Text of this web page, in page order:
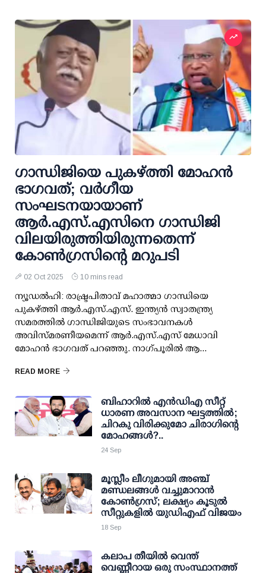
ഗാന്ധിജിയെ പുകഴ്ത്തി മോഹന്‍
ഭാഗവത്; വര്‍ഗീയ
സംഘടനയായാണ്
ആര്‍.എസ്.എസിനെ ഗാന്ധിജി
വിലയിരുത്തിയിരുന്നതെന്ന്
കോണ്‍ഗ്രസിന്റെ മറുപടി
02 Oct 2025 10 mins read
ന്യൂഡല്‍ഹി: രാഷ്ട്രപിതാവ് മഹാത്മാ ഗാന്ധിയെ
പുകഴ്ത്തി ആര്‍.എസ്.എസ്. ഇന്ത്യന്‍ സ്വാതന്ത്ര്യ
സമരത്തില്‍ ഗാന്ധിജിയുടെ സംഭാവനകള്‍
അവിസ്മരണീയമെന്ന് ആര്‍.എസ്.എസ് മേധാവി
മോഹന്‍ ഭാഗവത് പറഞ്ഞു. നാഗ്പൂരില്‍ ആ...
READ MORE
ബിഹാറില്‍ എന്‍ഡിഎ സീറ്റ്
ധാരണ അവസാന ഘട്ടത്തില്‍;
ചിറകു വിരിക്കുമോ ചിരാഗിന്റെ
മോഹങ്ങള്‍?..
24 Sep
മൂസ്ലീം ലീഗുമായി അഞ്ച്
മണ്ഡലങ്ങള്‍ വച്ചുമാറാന്‍
കോണ്‍ഗ്രസ്; ലക്ഷ്യം കൂടുല്‍
സീറ്റുകളില്‍ യുഡിഎഫ് വിജയം
18 Sep
കലാപ തീയില്‍ വെന്ത്
വെണ്ണീറായ ഒരു സംസ്ഥാനത്ത്